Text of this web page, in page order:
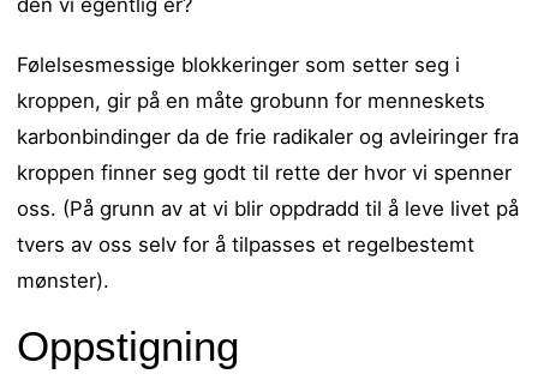
den vi egentlig er?
Følelsesmessige blokkeringer som setter seg i
kroppen, gir på en måte grobunn for menneskets
karbonbindinger da de frie radikaler og avleiringer fra
kroppen finner seg godt til rette der hvor vi spenner
oss. (På grunn av at vi blir oppdradd til å leve livet på
tvers av oss selv for å tilpasses et regelbestemt
mønster).
Oppstigning